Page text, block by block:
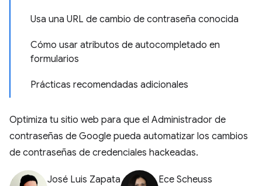
Usa una URL de cambio de contraseña conocida
Cómo usar atributos de autocompletado en
formularios
Prácticas recomendadas adicionales
Optimiza tu sitio web para que el Administrador de
contraseñas de Google pueda automatizar los cambios
de contraseñas de credenciales hackeadas.
José Luis Zapata Ece Scheuss